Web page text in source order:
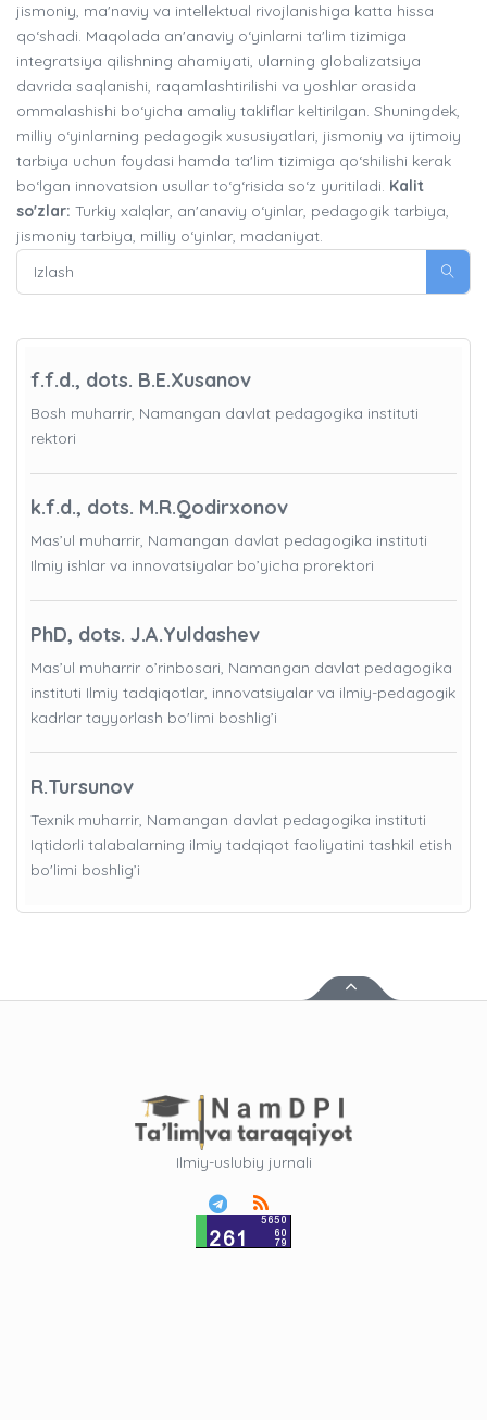
jismoniy, ma'naviy va intellektual rivojlanishiga katta hissa
qo‘shadi. Maqolada an'anaviy o‘yinlarni ta'lim tizimiga
integratsiya qilishning ahamiyati, ularning globalizatsiya
davrida saqlanishi, raqamlashtirilishi va yoshlar orasida
ommalashishi bo‘yicha amaliy takliflar keltirilgan. Shuningdek,
milliy o‘yinlarning pedagogik xususiyatlari, jismoniy va ijtimoiy
tarbiya uchun foydasi hamda ta'lim tizimiga qo‘shilishi kerak
bo‘lgan innovatsion usullar to‘g‘risida so‘z yuritiladi. Kalit
so'zlar: Turkiy xalqlar, an'anaviy o‘yinlar, pedagogik tarbiya,
jismoniy tarbiya, milliy o‘yinlar, madaniyat.
f.f.d., dots. B.E.Xusanov
Bosh muharrir, Namangan davlat pedagogika instituti
rektori
k.f.d., dots. M.R.Qodirxonov
Mas’ul muharrir, Namangan davlat pedagogika instituti
Ilmiy ishlar va innovatsiyalar bo’yicha prorektori
PhD, dots. J.A.Yuldashev
Mas’ul muharrir o’rinbosari, Namangan davlat pedagogika
instituti Ilmiy tadqiqotlar, innovatsiyalar va ilmiy-pedagogik
kadrlar tayyorlash bo'limi boshlig’i
R.Tursunov
Texnik muharrir, Namangan davlat pedagogika instituti
Iqtidorli talabalarning ilmiy tadqiqot faoliyatini tashkil etish
bo'limi boshlig’i
Ilmiy-uslubiy jurnali